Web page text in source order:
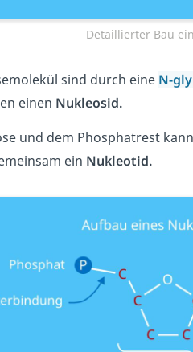
Detaillierter Bau
sind durch eine N-
einen Nukleosid.
und dem Phosphatrest
ein Nukleotid.